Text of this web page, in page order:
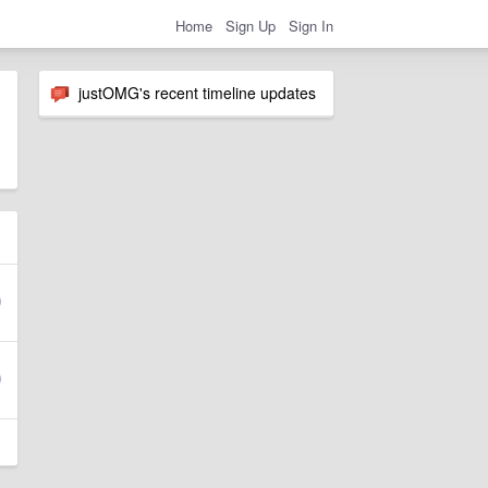
Home Sign Up Sign In
justOMG's recent timeline updates